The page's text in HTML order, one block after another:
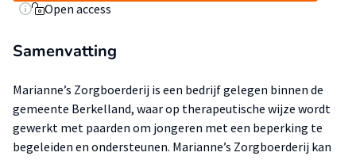
Open access
Samenvatting
Marianne’s Zorgboerderij is een bedrijf gelegen binnen de
gemeente Berkelland, waar op therapeutische wijze wordt
gewerkt met paarden om jongeren met een beperking te
begeleiden en ondersteunen. Marianne’s Zorgboerderij kan